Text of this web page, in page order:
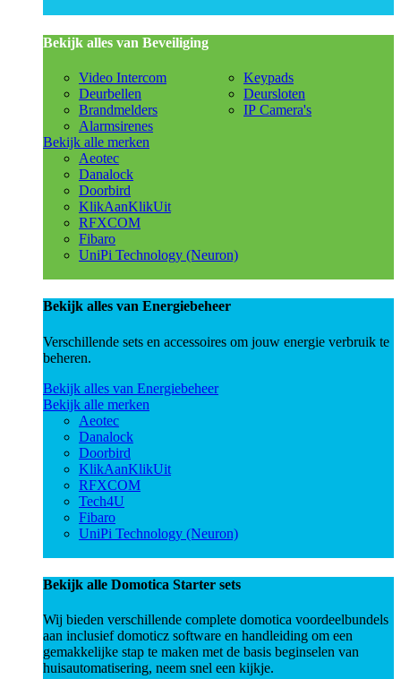
Bekijk alles van Beveiliging
Video Intercom
Deurbellen
Brandmelders
Alarmsirenes
Keypads
Deursloten
IP Camera's
Bekijk alle merken
Aeotec
Danalock
Doorbird
KlikAanKlikUit
RFXCOM
Fibaro
UniPi Technology (Neuron)
Bekijk alles van Energiebeheer
Verschillende sets en accessoires om jouw energie verbruik te
beheren.
Bekijk alles van Energiebeheer
Bekijk alle merken
Aeotec
Danalock
Doorbird
KlikAanKlikUit
RFXCOM
Tech4U
Fibaro
UniPi Technology (Neuron)
Bekijk alle Domotica Starter sets
Wij bieden verschillende complete domotica voordeelbundels
aan inclusief domoticz software en handleiding om een
gemakkelijke stap te maken met de basis beginselen van
huisautomatisering, neem snel een kijkje.